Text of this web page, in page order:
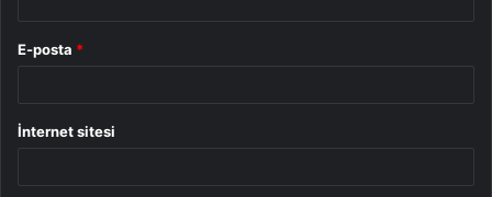
E-posta *
İnternet sitesi